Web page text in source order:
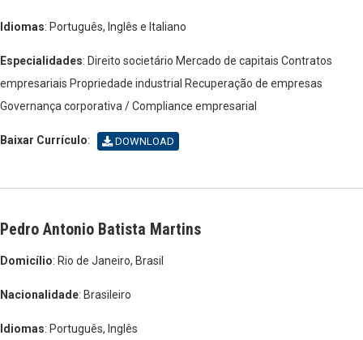
Idiomas: Português, Inglês e Italiano
Especialidades: Direito societário Mercado de capitais Contratos
empresariais Propriedade industrial Recuperação de empresas
Governança corporativa / Compliance empresarial
Baixar Currículo: DOWNLOAD
Pedro Antonio Batista Martins
Domicílio: Rio de Janeiro, Brasil
Nacionalidade: Brasileiro
Idiomas: Português, Inglês